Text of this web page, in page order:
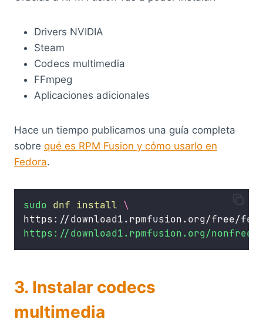
Drivers NVIDIA
Steam
Codecs multimedia
FFmpeg
Aplicaciones adicionales
Hace un tiempo publicamos una guía completa
sobre qué es RPM Fusion y cómo usarlo en
Fedora.
sudo dnf install \
https://download1.rpmfusion.org/free/
https://download1.rpmfusion.org/nonfree/
3. Instalar codecs
multimedia